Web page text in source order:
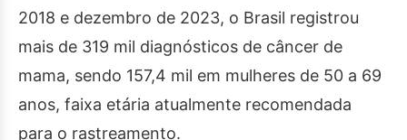
2018 e dezembro de 2023, o Brasil registrou
mais de 319 mil diagnósticos de câncer de
mama, sendo 157,4 mil em mulheres de 50 a 69
anos, faixa etária atualmente recomendada
para o rastreamento.